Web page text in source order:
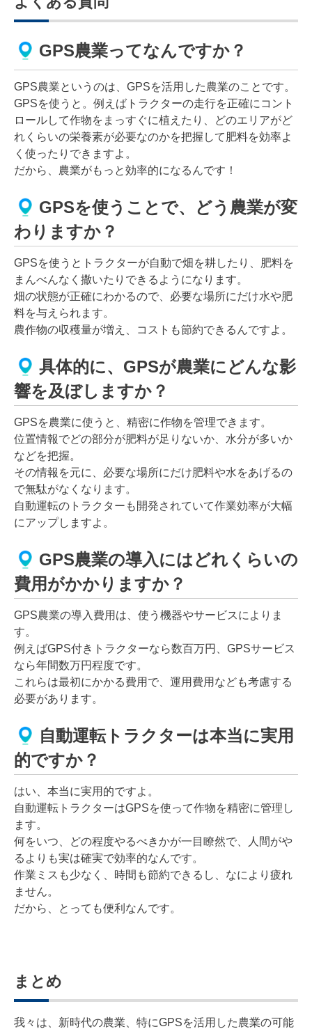
GPS農業ってなんですか？
GPS農業というのは、GPSを活用した農業のことです。
GPSを使うと。例えばトラクターの走行を正確にコント
ロールして作物をまっすぐに植えたり、どのエリアがど
れくらいの栄養素が必要なのかを把握して肥料を効率よ
く使ったりできますよ。
だから、農業がもっと効率的になるんです！
GPSを使うことで、どう農業が変
わりますか？
GPSを使うとトラクターが自動で畑を耕したり、肥料を
まんべんなく撒いたりできるようになります。
畑の状態が正確にわかるので、必要な場所にだけ水や肥
料を与えられます。
農作物の収穫量が増え、コストも節約できるんですよ。
具体的に、GPSが農業にどんな影
響を及ぼしますか？
GPSを農業に使うと、精密に作物を管理できます。
位置情報でどの部分が肥料が足りないか、水分が多いか
などを把握。
その情報を元に、必要な場所にだけ肥料や水をあげるの
で無駄がなくなります。
自動運転のトラクターも開発されていて作業効率が大幅
にアップしますよ。
GPS農業の導入にはどれくらいの
費用がかかりますか？
GPS農業の導入費用は、使う機器やサービスによりま
す。
例えばGPS付きトラクターなら数百万円、GPSサービス
なら年間数万円程度です。
これらは最初にかかる費用で、運用費用なども考慮する
必要があります。
自動運転トラクターは本当に実用
的ですか？
はい、本当に実用的ですよ。
自動運転トラクターはGPSを使って作物を精密に管理し
ます。
何をいつ、どの程度やるべきかが一目瞭然で、人間がや
るよりも実は確実で効率的なんです。
作業ミスも少なく、時間も節約できるし、なにより疲れ
ません。
だから、とっても便利なんです。
まとめ
我々は、新時代の農業、特にGPSを活用した農業の可能